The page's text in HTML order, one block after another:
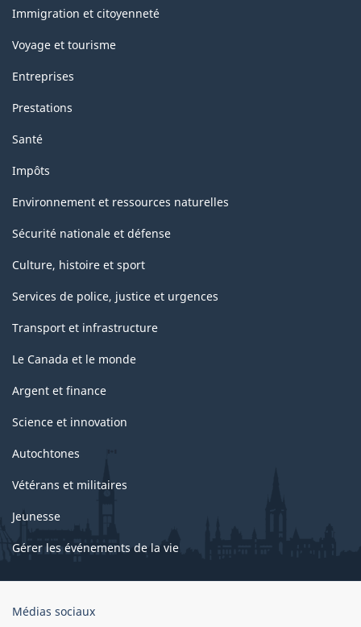
sujets
Immigration et citoyenneté
Voyage et tourisme
Entreprises
Prestations
Santé
Impôts
Environnement et ressources naturelles
Sécurité nationale et défense
Culture, histoire et sport
Services de police, justice et urgences
Transport et infrastructure
Le Canada et le monde
Argent et finance
Science et innovation
Autochtones
Vétérans et militaires
Jeunesse
Gérer les événements de la vie
Organisation
Médias sociaux